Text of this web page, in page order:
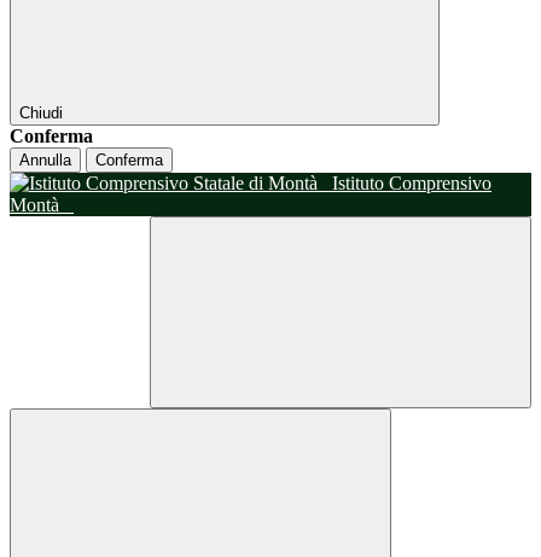
Chiudi
Conferma
Annulla Conferma
Istituto Comprensivo
Montà